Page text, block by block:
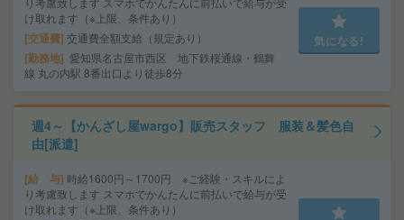
け取れます（※上限、条件あり）
交通費 交通費全額支給（規定あり）
勤務地 愛知県名古屋市西区 地下鉄桜通線・鶴舞
線 丸の内駅 8番出口より徒歩8分
気になる!
週4～【かんざし屋wargo】販売スタッフ 服装＆髪色自
由[派遣]
給 与 時給1600円～1700円 ※ご経験・スキルによ
り考慮致します スマホでかんたんに前払いで給与が受
け取れます（※上限、条件あり）